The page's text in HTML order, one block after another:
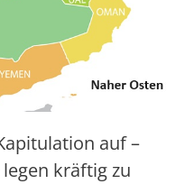
auf –
kräftig zu